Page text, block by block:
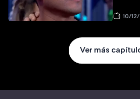
10/
Ver más